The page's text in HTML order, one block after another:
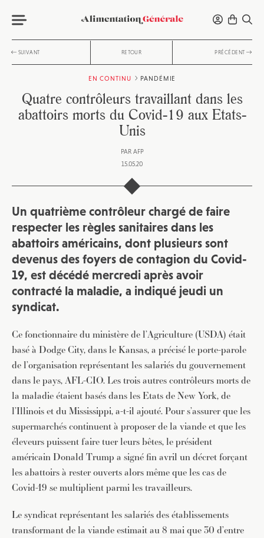
SUIVANT RETOUR PRÉCÉDENT
EN CONTINU PANDÉMIE
Quatre contrôleurs travaillant dans les
abattoirs morts du Covid-19 aux Etats-
Unis
PAR AFP
15.05.20
Un quatrième contrôleur chargé de faire
respecter les règles sanitaires dans les
abattoirs américains, dont plusieurs sont
devenus des foyers de contagion du Covid-
19, est décédé mercredi après avoir
contracté la maladie, a indiqué jeudi un
syndicat.
Ce fonctionnaire du ministère de l’Agriculture (USDA) était
basé à Dodge City, dans le Kansas, a précisé le porte-parole
de l’organisation représentant les salariés du gouvernement
dans le pays, AFL-CIO. Les trois autres contrôleurs morts de
la maladie étaient basés dans les Etats de New York, de
l’Illinois et du Mississippi, a-t-il ajouté. Pour s’assurer que les
supermarchés continuent à proposer de la viande et que les
éleveurs puissent faire tuer leurs bêtes, le président
américain Donald Trump a signé fin avril un décret forçant
les abattoirs à rester ouverts alors même que les cas de
Covid-19 se multiplient parmi les travailleurs.
Le syndicat représentant les salariés des établissements
transformant de la viande estimait au 8 mai que 30 d’entre